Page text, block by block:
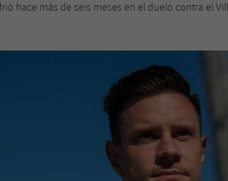
hace más de seis meses en el duelo contra el